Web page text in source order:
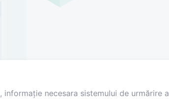
necesara sistemului de urmărire a